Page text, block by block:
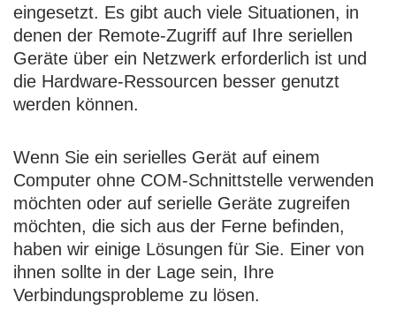
eingesetzt. Es gibt auch viele Situationen, in
denen der Remote-Zugriff auf Ihre seriellen
Geräte über ein Netzwerk erforderlich ist und
die Hardware-Ressourcen besser genutzt
werden können.
Wenn Sie ein serielles Gerät auf einem
Computer ohne COM-Schnittstelle verwenden
möchten oder auf serielle Geräte zugreifen
möchten, die sich aus der Ferne befinden,
haben wir einige Lösungen für Sie. Einer von
ihnen sollte in der Lage sein, Ihre
Verbindungsprobleme zu lösen.